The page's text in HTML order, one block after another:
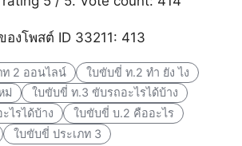
งโพสต์ ID 33211: 413
ท 2 ออนไลน์
ใบขับขี่ ท.2 ทํา ยัง ไง
ม่
ใบขับขี่ ท.3 ขับรถอะไรได้บ้าง
ไรได้บ้าง
ใบขับขี่ บ.2 คืออะไร
ใบขับขี่ ประเภท 3